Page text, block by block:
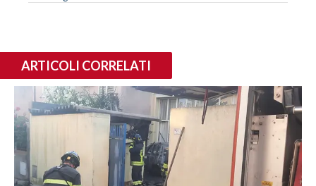
ARTICOLI CORRELATI